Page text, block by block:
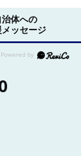
治体への
メッセージ